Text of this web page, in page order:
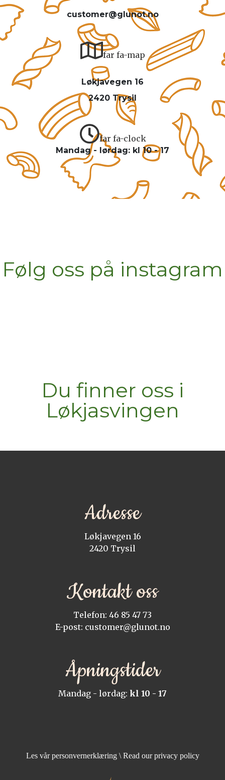
customer@glunot.no
far fa-map
Løkjavegen 16
2420 Trysil
far fa-clock
Mandag - lørdag: kl 10 - 17
Følg oss på instagram
Du finner oss i
Løkjasvingen
Adresse
Løkjavegen 16
2420 Trysil
Kontakt oss
Telefon: 46 85 47 73
E-post: customer@glunot.no
Åpningstider
Mandag - lørdag: kl 10 - 17
Les vår personvernerklæring \ Read our privacy policy